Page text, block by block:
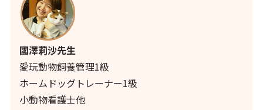
國澤莉沙先生
愛玩動物飼養管理1級
ホームドッグトレーナー1級
小動物看護士他